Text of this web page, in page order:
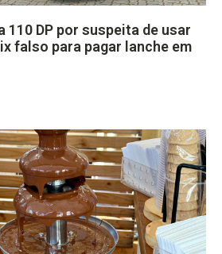
110 DP por suspeita de usar
falso para pagar lanche em